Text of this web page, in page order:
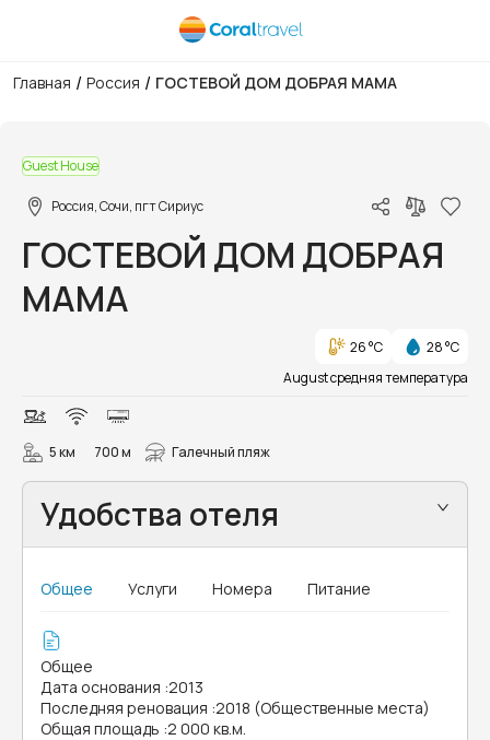
Главная / Россия / ГОСТЕВОЙ ДОМ ДОБРАЯ МАМА
Guest House
Россия, Сочи, пгт Сириус
ГОСТЕВОЙ ДОМ ДОБРАЯ
МАМА
26 °C
28 °C
August средняя температура
5 км 700 м Галечный пляж
Удобства отеля
Общее Услуги Номера Питание
Общее
Дата основания :2013
Последняя реновация :2018 (Общественные места)
Общая площадь :2 000 кв.м.